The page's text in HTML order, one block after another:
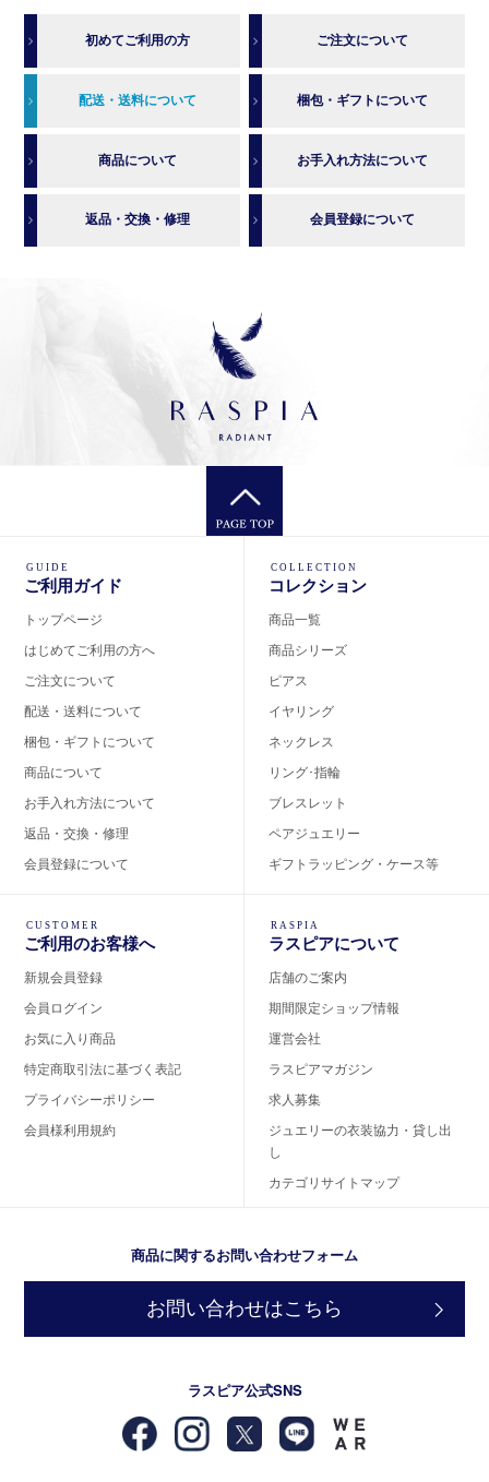
初めてご利用の方 ご注文について
配送・送料について 梱包・ギフトについて
商品について お手入れ方法について
返品・交換・修理 会員登録について
GUIDE
ご利用ガイド
トップページ
はじめてご利用の方へ
ご注文について
配送・送料について
梱包・ギフトについて
商品について
お手入れ方法について
返品・交換・修理
会員登録について
COLLECTION
コレクション
商品一覧
商品シリーズ
ピアス
イヤリング
ネックレス
リング･指輪
ブレスレット
ペアジュエリー
ギフトラッピング・ケース等
CUSTOMER
ご利用のお客様へ
新規会員登録
会員ログイン
お気に入り商品
特定商取引法に基づく表記
プライバシーポリシー
会員様利用規約
RASPIA
ラスピアについて
店舗のご案内
期間限定ショップ情報
運営会社
ラスピアマガジン
求人募集
ジュエリーの衣装協力・貸し出
し
カテゴリサイトマップ
商品に関するお問い合わせフォーム
お問い合わせはこちら
ラスピア公式SNS